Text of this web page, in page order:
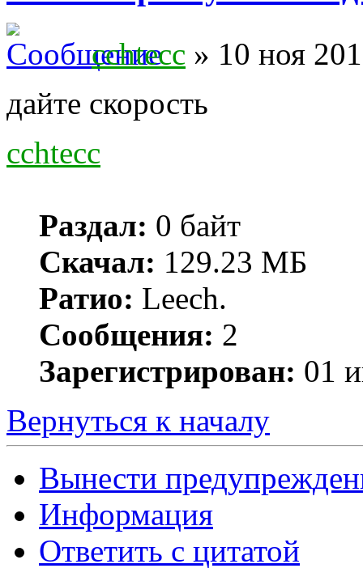
cchtecc » 10 ноя
дайте скорость
cchtecc
Раздал: 0 байт
Скачал: 129.23 МБ
Ратио: Leech.
Сообщения: 2
Зарегистрирован: 01
Вернуться к началу
Вынести
Информация
Ответить с цитатой